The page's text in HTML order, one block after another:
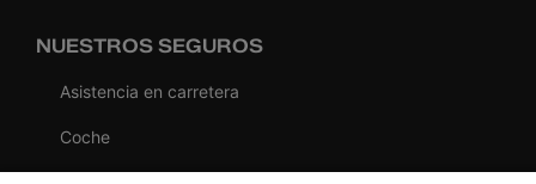
NUESTROS SEGUROS
Asistencia en carretera
Coche